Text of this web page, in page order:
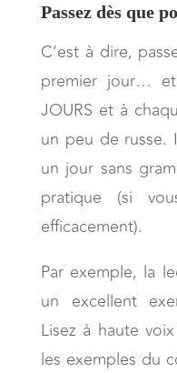
Passez dès que
C’est à dire,
premier jour… et
JOURS et à
un peu de russe.
un jour sans
pratique (si
efficacement).
Par exemple, la
un excellent
Lisez à haute
les exemples du